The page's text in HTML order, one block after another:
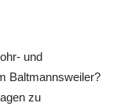
und
Baltmannsweiler?
zu